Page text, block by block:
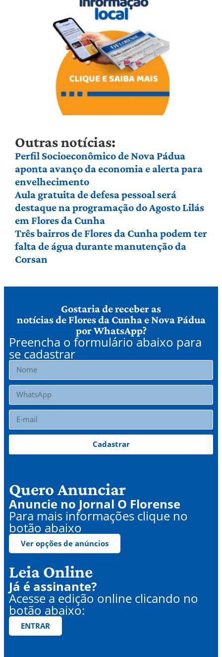
Outras notícias:
Perfil Socioeconômico de Nova Pádua
aponta avanço da economia e alerta para
envelhecimento
Aula gratuita de defesa pessoal será
destaque na programação do Agosto Lilás
em Flores da Cunha
Três bairros de Flores da Cunha podem ter
falta de água durante manutenção da
Corsan
Gostaria de receber as
notícias de Flores da Cunha e Nova Pádua
por WhatsApp?
Preencha o formulário abaixo para
se cadastrar
Cadastrar
Quero Anunciar
Anuncie no Jornal O Florense
Para mais informações clique no
botão abaixo
Ver opções de anúncios
Leia Online
Já é assinante?
Acesse a edição online clicando no
botão abaixo:
ENTRAR